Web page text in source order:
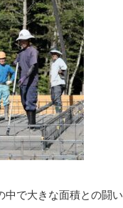
中で大きな面積との闘い